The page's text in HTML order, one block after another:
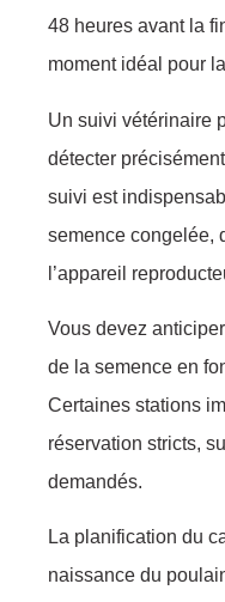
48 heures avant la
moment idéal pour
Un suivi vétérinaire
détecter
suivi est
semence congelée,
l’appareil
Vous devez
de la semence en
Certaines stations
réservation stricts,
demandés.
La planification du
naissance du